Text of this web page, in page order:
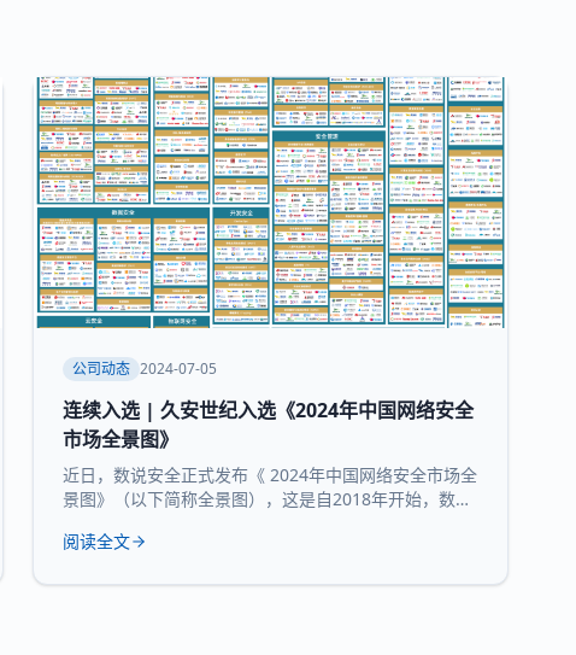
公司动态 2024-07-05
连续入选 | 久安世纪入选《2024年中国网络安全
市场全景图》
近日，数说安全正式发布《 2024年中国网络安全市场全
景图》（以下简称全景图），这是自2018年开始，数说
领域的技术沉淀、服务经验和长时间的市场验证，再度
阅读全文